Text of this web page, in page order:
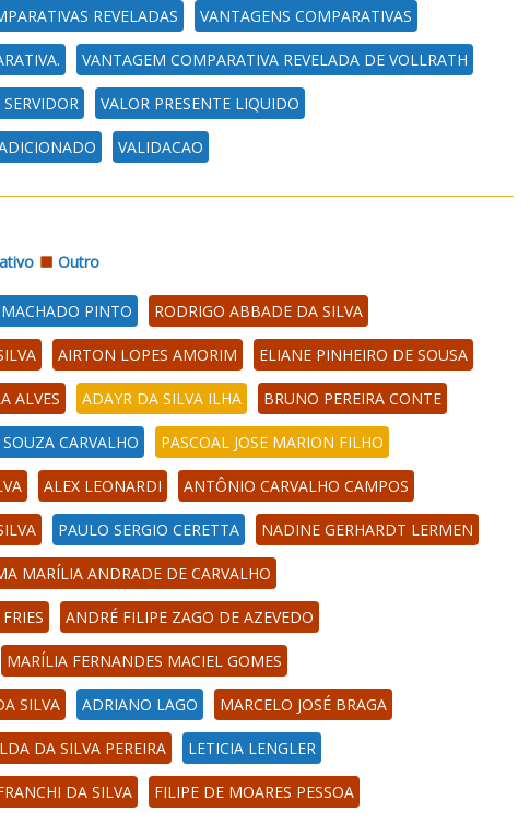
REVELADAS VANTAGENS COMPARATIVAS
VANTAGEM COMPARATIVA REVELADA DE VOLLRATH
VALOR PRESENTE LIQUIDO
VALIDACAO
Outro
PINTO RODRIGO ABBADE DA SILVA
AIRTON LOPES AMORIM ELIANE PINHEIRO DE SOUSA
ALVES ADAYR DA SILVA ILHA BRUNO PEREIRA CONTE
CARVALHO PASCOAL JOSE MARION FILHO
ALEX LEONARDI ANTÔNIO CARVALHO CAMPOS
PAULO SERGIO CERETTA NADINE GERHARDT LERMEN
MARÍLIA ANDRADE DE CARVALHO
ANDRÉ FILIPE ZAGO DE AZEVEDO
MARÍLIA FERNANDES MACIEL GOMES
SILVA ADRIANO LAGO MARCELO JOSÉ BRAGA
DA SILVA PEREIRA LETICIA LENGLER
DA SILVA FILIPE DE MOARES PESSOA